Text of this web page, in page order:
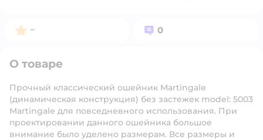
Рейтинг:
– Вопросов:
0
О товаре
Прочный классический ошейник Martingale
(динамическая конструкция) без застежек model: 5003
Martingale для повседневного использования. При
проектировании данного ошейника большое
внимание было уделено размерам. Все размеры и